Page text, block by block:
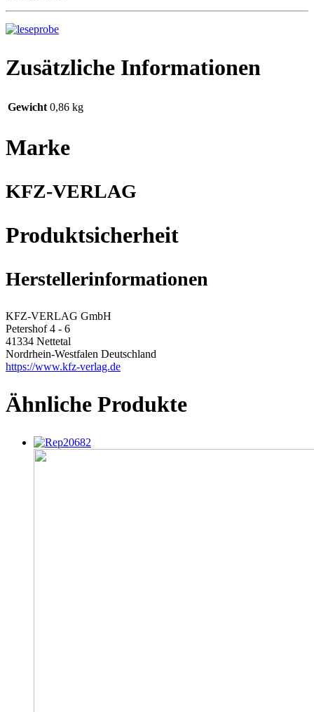
Zusätzliche Informationen
Gewicht 0,86 kg
Marke
KFZ-VERLAG
Produktsicherheit
Herstellerinformationen
KFZ-VERLAG GmbH
Petershof 4 - 6
41334 Nettetal
Nordrhein-Westfalen Deutschland
https://www.kfz-verlag.de
Ähnliche Produkte